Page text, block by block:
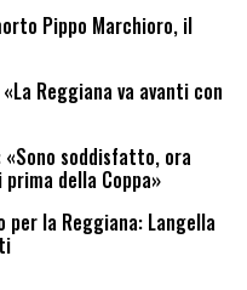
Pippo Marchioro, il
Reggiana va avanti con
«Sono soddisfatto, ora
della Coppa»
la Reggiana: Langella